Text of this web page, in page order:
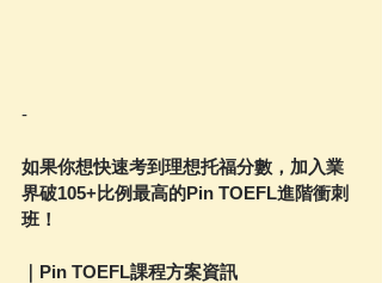
-
如果你想快速考到理想托福分數，加入業
界破105+比例最高的Pin TOEFL進階衝刺
班！
｜Pin TOEFL課程方案資訊